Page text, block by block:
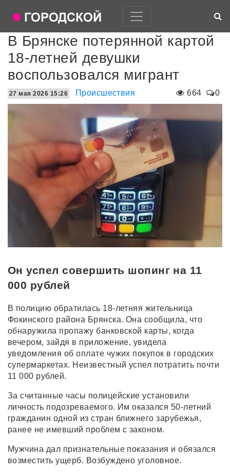
В Брянске потерянной картой
18-летней девушки
воспользовался мигрант
664 0
27 мая 2026 15:26 Происшествия
Он успел совершить шопинг на 11
000 рублей
В полицию обратилась 18-летняя жительница
Фокинского района Брянска. Она сообщила, что
обнаружила пропажу банковской карты, когда
вечером, зайдя в приложение, увидела
уведомления об оплате чужих покупок в городских
супермаркетах. Неизвестный успел потратить почти
11 000 рублей.
За считанные часы полицейские установили
личность подозреваемого. Им оказался 50-летний
гражданин одной из стран ближнего зарубежья,
ранее не имевший проблем с законом.
Мужчина дал признательные показания и обязался
возместить ущерб. Возбуждено уголовное.